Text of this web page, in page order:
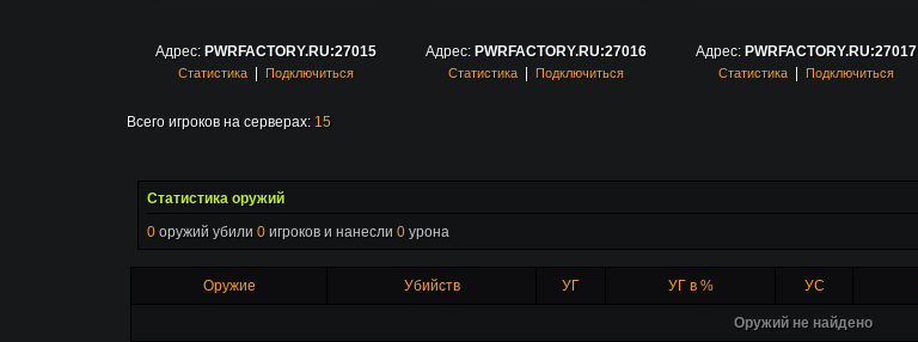
Адрес: PWRFACTORY.RU:27015
Статистика| Подключиться
Адрес: PWRFACTORY.RU:27016
Статистика| Подключиться
Адрес: PWRFACTORY.RU:27017
Статистика| Подключиться
Всего игроков на серверах: 15
Статистика оружий
0 оружий убили 0 игроков и нанесли 0 урона
Оружие Убийств УГ УГ в % УС
Оружий не найдено